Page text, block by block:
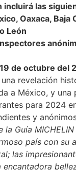
incluirá las
Oaxaca, Baja
León
de octubre del
revelación
a México, y una
para 2024
y
la Guía
país con su
las